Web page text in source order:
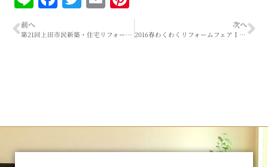
前へ
第21回上田市民新築・住宅リフォーム祭り。初日！！
次へ
2016春わくわくリフォームフェアＩＮＴＯＴＯ！！